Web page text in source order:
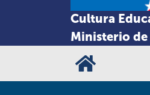
Cultura
Ministerio